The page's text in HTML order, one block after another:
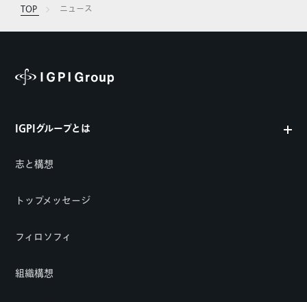
TOP ニュース
IGPIグループとは
志と構想
トップメッセージ
フィロソフィ
組織構想